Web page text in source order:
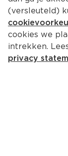
Melkan
Per Kuipje
(versleuteld)
cookies we
intrekken.
privacy